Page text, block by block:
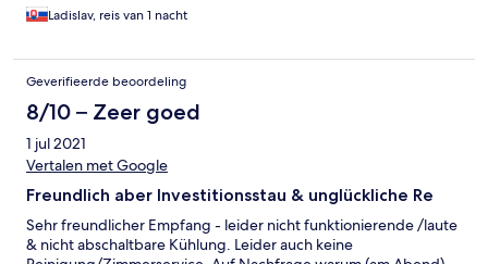
Ladislav, reis van 1 nacht
Geverifieerde beoordeling
8/10 – Zeer goed
1 jul 2021
Vertalen met Google
Freundlich aber Investitionsstau & unglückliche Re
Sehr freundlicher Empfang - leider nicht funktionierende /laute
& nicht abschaltbare Kühlung. Leider auch keine